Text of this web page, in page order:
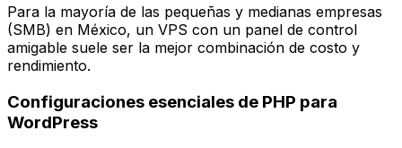
Para la mayoría de las pequeñas y medianas empresas
(SMB) en México, un VPS con un panel de control
amigable suele ser la mejor combinación de costo y
rendimiento.
Configuraciones esenciales de PHP para
WordPress